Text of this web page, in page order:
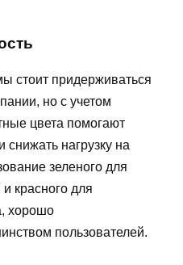
стоит придерживаться
но с учетом
цвета помогают
нагрузку на
зеленого для
красного для
хорошо
пользователей.